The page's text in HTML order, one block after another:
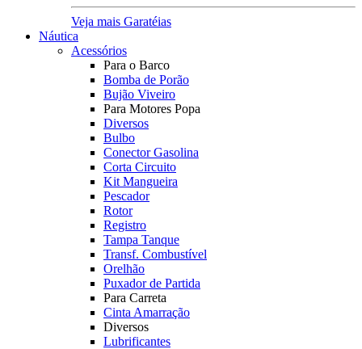
Veja mais Garatéias
Náutica
Acessórios
Para o Barco
Bomba de Porão
Bujão Viveiro
Para Motores Popa
Diversos
Bulbo
Conector Gasolina
Corta Circuito
Kit Mangueira
Pescador
Rotor
Registro
Tampa Tanque
Transf. Combustível
Orelhão
Puxador de Partida
Para Carreta
Cinta Amarração
Diversos
Lubrificantes